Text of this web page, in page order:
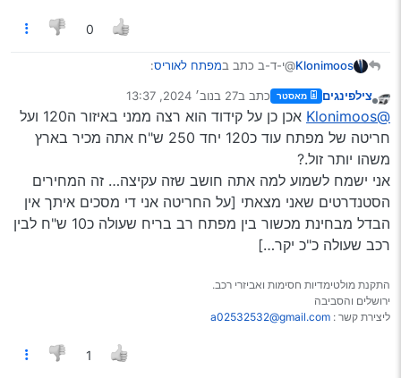
0
Klonimoos@י-ד-ב כתב במפתח לאוריס:
@שלמהכתב במפתח לאוריס:
מאלעד, הוא בשיטה עושה זאת בזול תבדוק
איתו אם הוא עושה זאת לאוריס
0537739676
ראיתי פה את ההמלצה, דיברתי איתו כעת,
זה יקר?
@צילפינגיםכתב ב מפתח לאוריס :
@בעל-עגלה
מישהו יביא לך קישור למוצר טוב מאלי זה יוזיל לך
מאוד את המחיר
אני יודע שעולה קידוד כ120 ש"ח
אם על זה דיברת , זה יקר.הסתייגות
מה שאלת אותו על קידוד?
צילפינגים מאסטר כתב ב27 בנוב׳ 2024, 13:37
נערך לאחרונה על ידי
@Klonimoos
אכן כן על קידוד הוא רצה ממני באיזור ה120 ועל
חריטה של מפתח עוד כ120 יחד 250 ש"ח אתה מכיר בארץ
משהו יותר זול.?
אני ישמח לשמוע למה אתה חושב שזה עקיצה… זה המחירים
הסטנדרטים שאני מצאתי [על החריטה אני די מסכים איתך אין
הבדל מבחינת מכשור בין מפתח רב בריח שעולה כ10 ש"ח לבין
רכב שעולה כ"כ יקר…]
התקנת מולטימדיות חסימות ואביזרי רכב.
ירושלים והסביבה
ליצירת קשר : a02532532@gmail.com
1